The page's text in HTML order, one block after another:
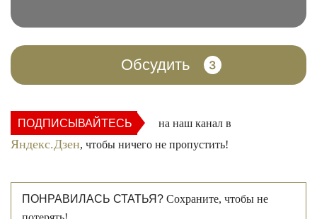
Обсудить 3
ПОДПИСЫВАЙТЕСЬ на наш канал в
Яндекс.Дзен, чтобы ничего не пропустить!
ПОНРАВИЛАСЬ СТАТЬЯ? Сохраните, чтобы не